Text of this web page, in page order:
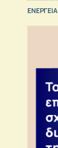
ΕΝΕΡΓΕΙΑ